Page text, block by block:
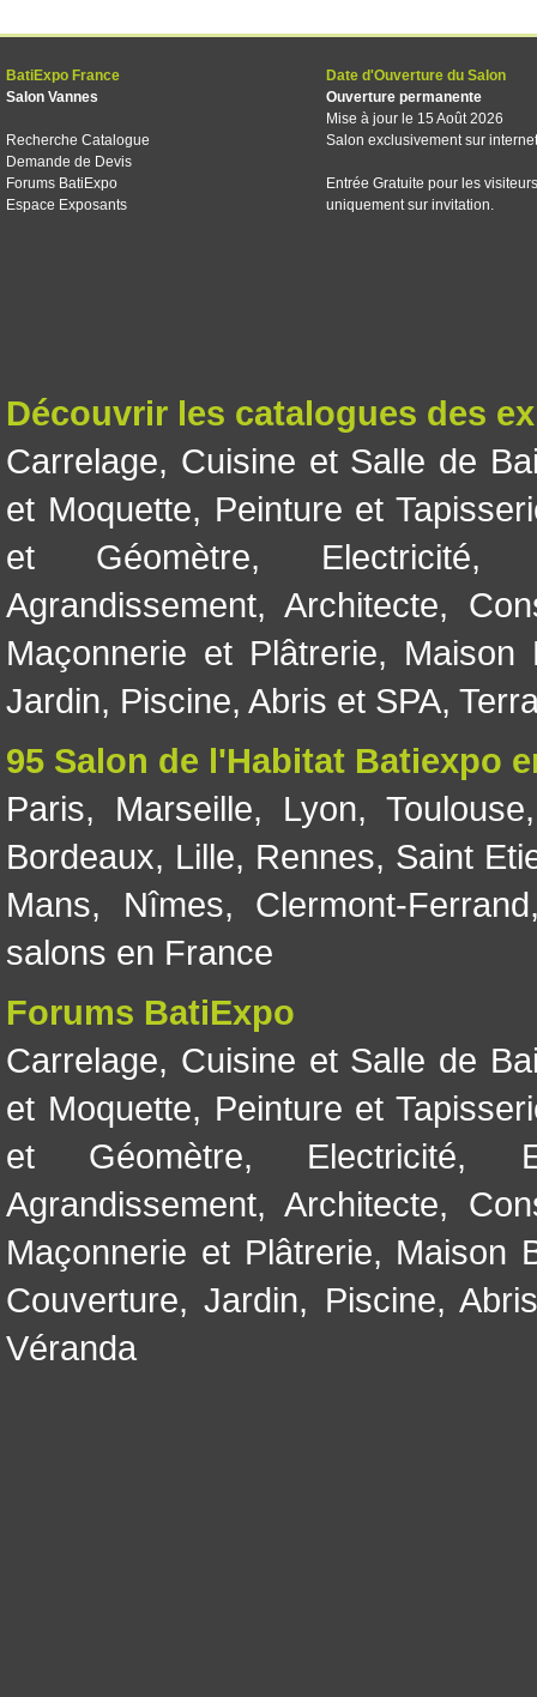
BatiExpo France
Salon Vannes
Recherche Catalogue
Demande de Devis
Forums BatiExpo
Espace Exposants
Date d'Ouverture du Salon
Ouverture permanente
Mise à jour le 15 Août 2026
Salon exclusivement sur internet
Entrée Gratuite pour les visiteurs
uniquement sur invitation.
Découvrir les catalogues des
Carrelage, Cuisine et Salle de
et Moquette, Peinture et
et Géomètre, Electricité
Agrandissement, Architecte,
Maçonnerie et Plâtrerie, Maison
Jardin, Piscine, Abris et SPA,
95 Salon de l'Habitat Batiexpo
Paris, Marseille, Lyon, Toulouse
Bordeaux, Lille, Rennes, Saint
Mans, Nîmes, Clermont-Ferrand
salons en France
Forums BatiExpo
Carrelage, Cuisine et Salle de
et Moquette, Peinture et
et Géomètre, Electricité,
Agrandissement, Architecte,
Maçonnerie et Plâtrerie, Maison
Couverture,Jardin, Piscine,
Véranda